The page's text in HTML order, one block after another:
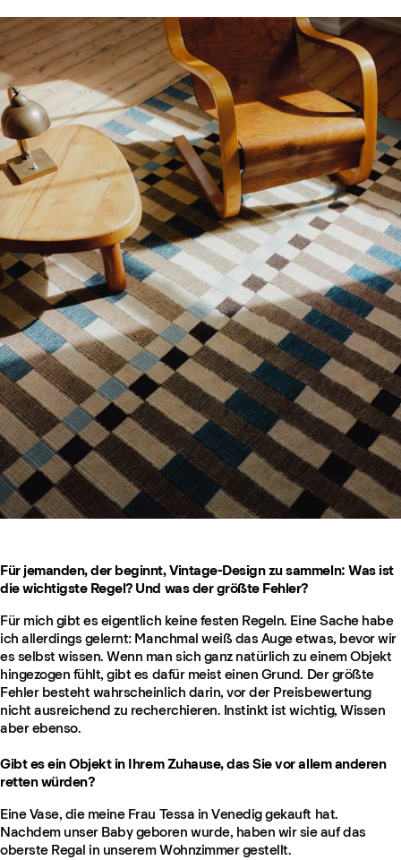
Für jemanden, der beginnt, Vintage-Design zu sammeln: Was ist
die wichtigste Regel? Und was der größte Fehler?
Für mich gibt es eigentlich keine festen Regeln. Eine Sache habe
ich allerdings gelernt: Manchmal weiß das Auge etwas, bevor wir
es selbst wissen. Wenn man sich ganz natürlich zu einem Objekt
hingezogen fühlt, gibt es dafür meist einen Grund. Der größte
Fehler besteht wahrscheinlich darin, vor der Preisbewertung
nicht ausreichend zu recherchieren. Instinkt ist wichtig, Wissen
aber ebenso.
Gibt es ein Objekt in Ihrem Zuhause, das Sie vor allem anderen
retten würden?
Eine Vase, die meine Frau Tessa in Venedig gekauft hat.
Nachdem unser Baby geboren wurde, haben wir sie auf das
oberste Regal in unserem Wohnzimmer gestellt.